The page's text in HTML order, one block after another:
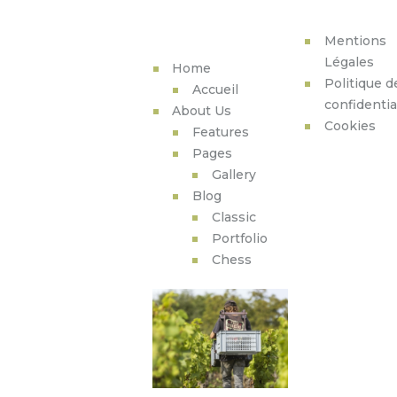
Home
Accueil
About Us
Features
Pages
Gallery
Blog
Classic
Portfolio
Chess
Mentions
Légales
Politique
Cookies